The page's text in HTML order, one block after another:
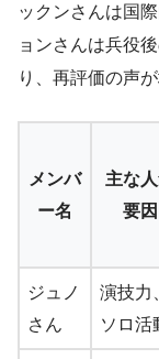
ックンさんは国
ョンさんは兵役
り、再評価の声
メンバ
ー名
主な
要因
ジュノ
さん
演技力
ソロ活